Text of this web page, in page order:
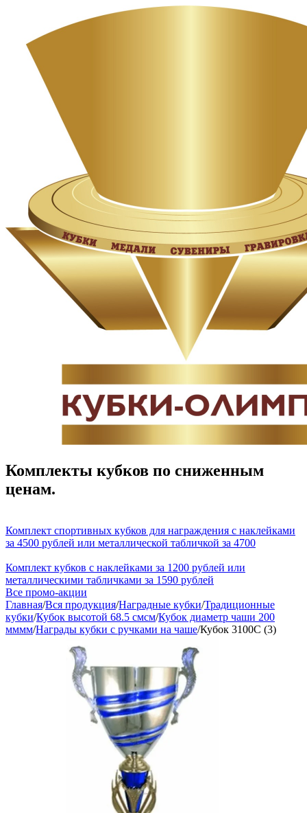
Комплекты кубков по сниженным
ценам.
Комплект спортивных кубков для награждения с наклейками
за 4500 рублей или металлической табличкой за 4700
Комплект кубков с наклейками за 1200 рублей или
металлическими табличками за 1590 рублей
Все промо-акции
Главная/Вся продукция/Наградные кубки/Традиционные
кубки/Кубок высотой 68.5 смсм/Кубок диаметр чаши 200
мммм/Награды кубки с ручками на чаше/Кубок 3100C (3)